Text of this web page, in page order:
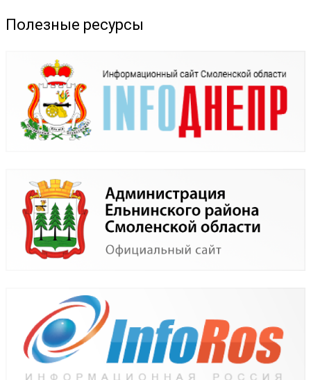
Полезные ресурсы